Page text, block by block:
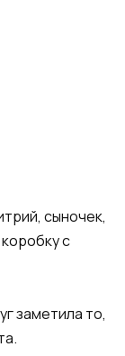
сыночек,
с
заметила то,